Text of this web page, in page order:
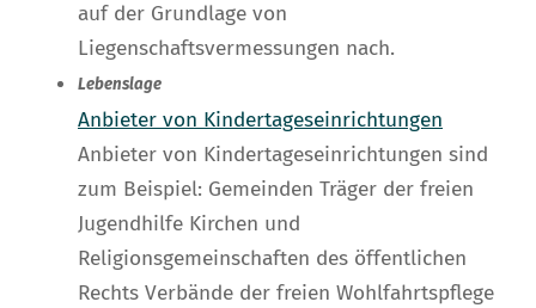
auf der Grundlage von
Liegenschaftsvermessungen nach.
Lebenslage
Anbieter von Kindertageseinrichtungen
Anbieter von Kindertageseinrichtungen sind
zum Beispiel: Gemeinden Träger der freien
Jugendhilfe Kirchen und
Religionsgemeinschaften des öffentlichen
Rechts Verbände der freien Wohlfahrtspflege